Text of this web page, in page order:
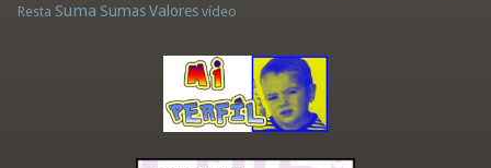
Resta Suma Sumas Valores vídeo